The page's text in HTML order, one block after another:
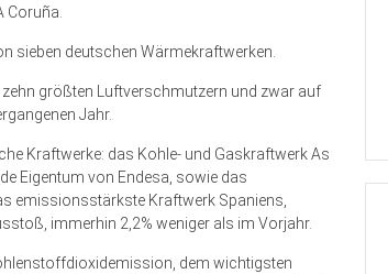
Coruña.
sieben deutschen Wärmekraftwerken.
größten Luftverschmutzern und zwar auf
Jahr.
Kraftwerke: das Kohle- und Gaskraftwerk As
Eigentum von Endesa, sowie das
emissionsstärkste Kraftwerk Spaniens,
immerhin 2,2% weniger als im Vorjahr.
dem wichtigsten